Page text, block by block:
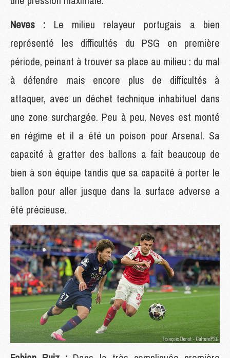
Neves : Le milieu relayeur portugais a bien
représenté les difficultés du PSG en première
période, peinant à trouver sa place au milieu : du mal
à défendre mais encore plus de difficultés à
attaquer, avec un déchet technique inhabituel dans
une zone surchargée. Peu à peu, Neves est monté
en régime et il a été un poison pour Arsenal. Sa
capacité à gratter des ballons a fait beaucoup de
bien à son équipe tandis que sa capacité à porter le
ballon pour aller jusque dans la surface adverse a
été précieuse.